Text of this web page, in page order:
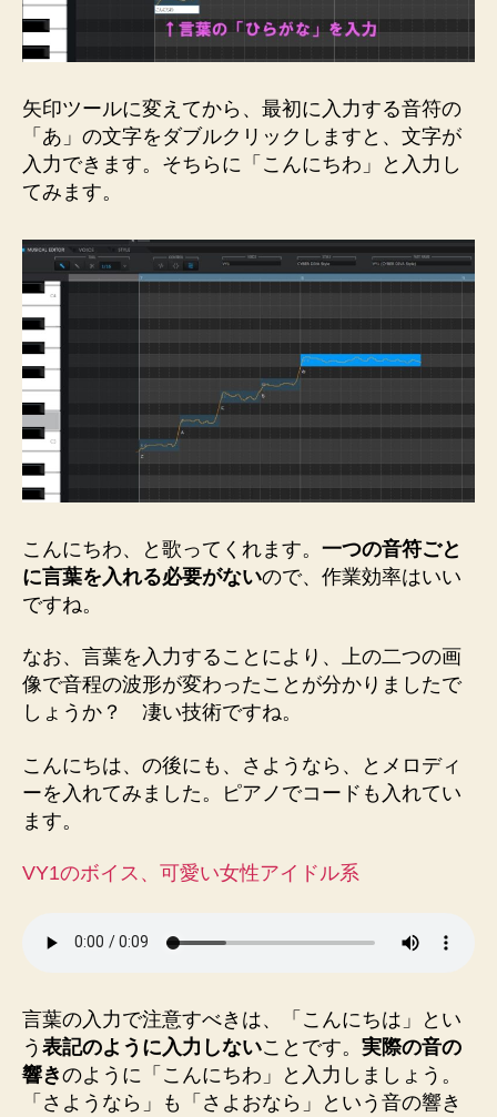
矢印ツールに変えてから、最初に入力する音符の
「あ」の文字をダブルクリックしますと、文字が
入力できます。そちらに「こんにちわ」と入力し
てみます。
こんにちわ、と歌ってくれます。 一つの音符ごと
に言葉を入れる必要がないので、作業効率はいい
ですね。
なお、言葉を入力することにより、上の二つの画
像で音程の波形が変わったことが分かりましたで
しょうか？ 凄い技術ですね。
こんにちは、の後にも、さようなら、とメロディ
ーを入れてみました。ピアノでコードも入れてい
ます。
VY1のボイス、可愛い女性アイドル系
言葉の入力で注意すべきは、「こんにちは」とい
う 表記のように入力しないことです。 実際の音の
響きのように「こんにちわ」と入力しましょう。
「さようなら」も「さよおなら」という音の響き